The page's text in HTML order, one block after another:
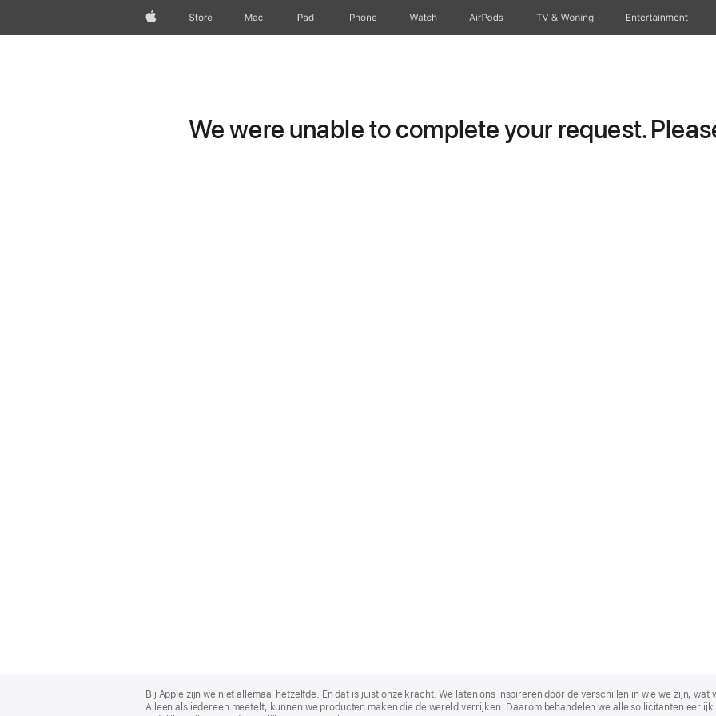
AppleStore Mac iPad iPhone Watch AirPods TV & Woning Entertainment
We were unable to complete your request.
Footer
Bij Apple zijn we niet allemaal hetzelfde. En dat is juist onze kracht. We laten ons inspireren door de verschillen in wie we zijn, wat
Alleen als iedereen meetelt, kunnen we producten maken die de wereld verrijken. Daarom behandelen we alle sollicitanten